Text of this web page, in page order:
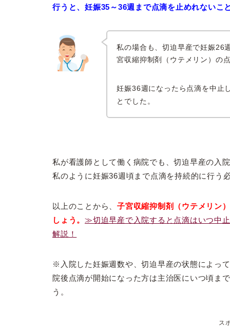
行うと、妊娠35～36週まで点滴を止めれないこ
私の場合も、切迫早産で妊娠26
宮収縮抑制剤（ウテメリン）の
妊娠36週になったら点滴を中止
とでした。
私が看護師として働く病院でも、切迫早産の入
私のように妊娠36週頃まで点滴を持続的に行う
以上のことから、子宮収縮抑制剤（ウテメリン
しょう。≫切迫早産で入院すると点滴はいつ中
解説！
※入院した妊娠週数や、切迫早産の状態によっ
院後点滴が開始になった方は主治医にいつ頃ま
う。
ス